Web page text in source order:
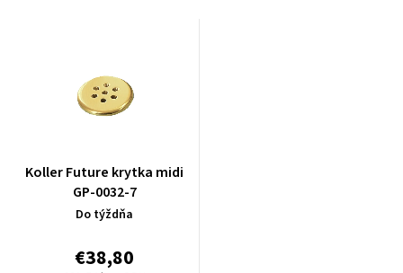
Koller Future krytka midi
GP-0032-7
Do týždňa
€38,80